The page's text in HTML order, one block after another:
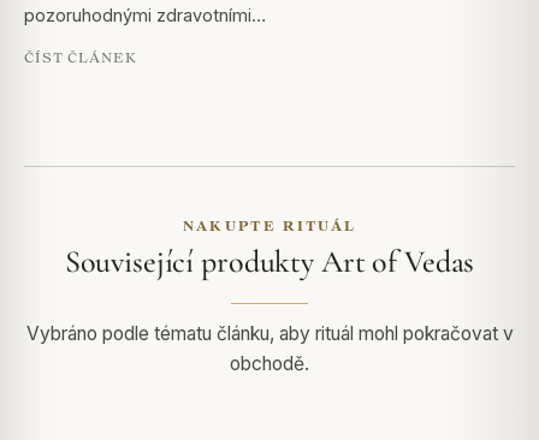
pozoruhodnými zdravotními…
ČÍST ČLÁNEK
NAKUPTE RITUÁL
Související produkty Art of Vedas
Vybráno podle tématu článku, aby rituál mohl pokračovat v
obchodě.